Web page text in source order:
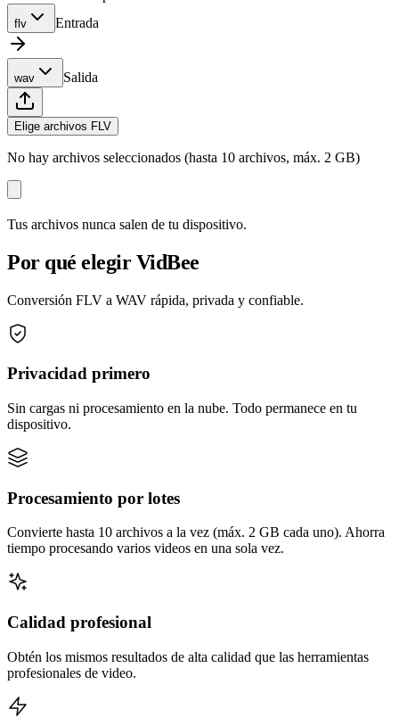
flv Entrada
wav Salida
Elige archivos FLV
No hay archivos seleccionados (hasta 10 archivos, máx. 2 GB)
Tus archivos nunca salen de tu dispositivo.
Por qué elegir VidBee
Conversión FLV a WAV rápida, privada y confiable.
Privacidad primero
Sin cargas ni procesamiento en la nube. Todo permanece en tu
dispositivo.
Procesamiento por lotes
Convierte hasta 10 archivos a la vez (máx. 2 GB cada uno). Ahorra
tiempo procesando varios videos en una sola vez.
Calidad profesional
Obtén los mismos resultados de alta calidad que las herramientas
profesionales de video.